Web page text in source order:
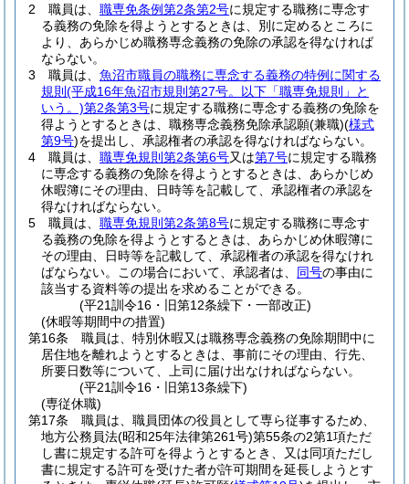
2
職員は、 職専免条例第2条第2号に規定する職務に専念す
る義務の免除を得ようとするときは、別に定めるところに
より、あらかじめ職務専念義務の免除の承認を得なければ
ならない。
3
職員は、 魚沼市職員の職務に専念する義務の特例に関する
規則 (平成16年魚沼市規則第27号。以下「職専免規則」と
いう。)第2条第3号に規定する職務に専念する義務の免除を
得ようとするときは、職務専念義務免除承認願(兼職)(様式
第9号)を提出し、承認権者の承認を得なければならない。
4
職員は、 職専免規則第2条第6号又は第7号に規定する職務
に専念する義務の免除を得ようとするときは、あらかじめ
休暇簿にその理由、日時等を記載して、承認権者の承認を
得なければならない。
5
職員は、 職専免規則第2条第8号に規定する職務に専念す
る義務の免除を得ようとするときは、あらかじめ休暇簿に
その理由、日時等を記載して、承認権者の承認を得なけれ
ばならない。
この場合において、承認者は、 同号の事由に
該当する資料等の提出を求めることができる。
(平21訓令16・旧第12条繰下・一部改正)
(休暇等期間中の措置)
第16条
職員は、特別休暇又は職務専念義務の免除期間中に
居住地を離れようとするときは、事前にその理由、行先、
所要日数等について、上司に届け出なければならない。
(平21訓令16・旧第13条繰下)
(専従休職)
第17条
職員は、職員団体の役員として専ら従事するため、
地方公務員法(昭和25年法律第261号)第55条の2第1項ただ
し書に規定する許可を得ようとするとき、又は同項ただし
書に規定する許可を受けた者が許可期間を延長しようとす